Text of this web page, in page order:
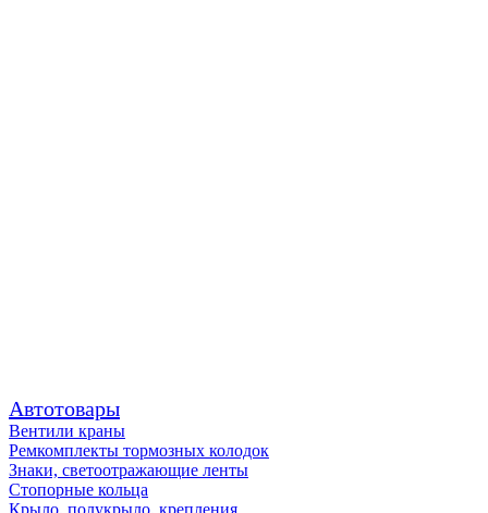
Автотовары
Вентили краны
Ремкомплекты тормозных колодок
Знаки, светоотражающие ленты
Стопорные кольца
Крыло, полукрыло, крепления